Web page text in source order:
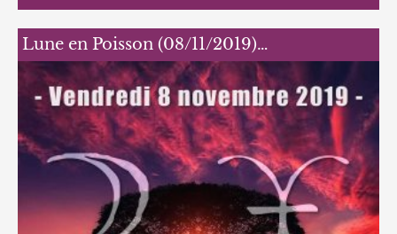
Lune en Poisson (08/11/2019)…